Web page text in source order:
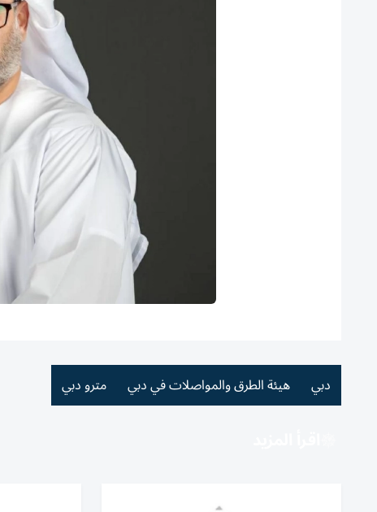
دبي هيئة الطرق والمواصلات في دبي مترو دبي